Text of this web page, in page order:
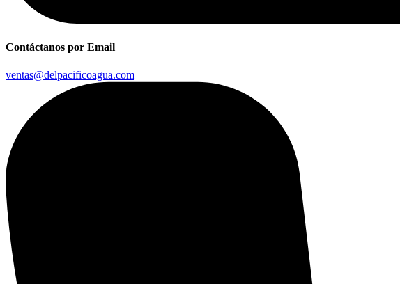
Contáctanos por Email
ventas@delpacificoagua.com